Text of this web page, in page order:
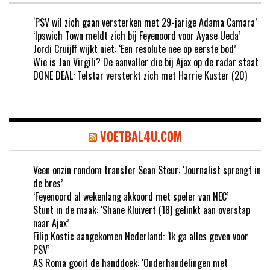
‘PSV wil zich gaan versterken met 29-jarige Adama Camara’
‘Ipswich Town meldt zich bij Feyenoord voor Ayase Ueda’
Jordi Cruijff wijkt niet: ‘Een resolute nee op eerste bod’
Wie is Jan Virgili? De aanvaller die bij Ajax op de radar staat
DONE DEAL: Telstar versterkt zich met Harrie Kuster (20)
VOETBAL4U.COM
Veen onzin rondom transfer Sean Steur: ‘Journalist sprengt in
de bres’
‘Feyenoord al wekenlang akkoord met speler van NEC’
Stunt in de maak: ‘Shane Kluivert (18) gelinkt aan overstap
naar Ajax’
Filip Kostic aangekomen Nederland: ‘Ik ga alles geven voor
PSV’
AS Roma gooit de handdoek: ‘Onderhandelingen met